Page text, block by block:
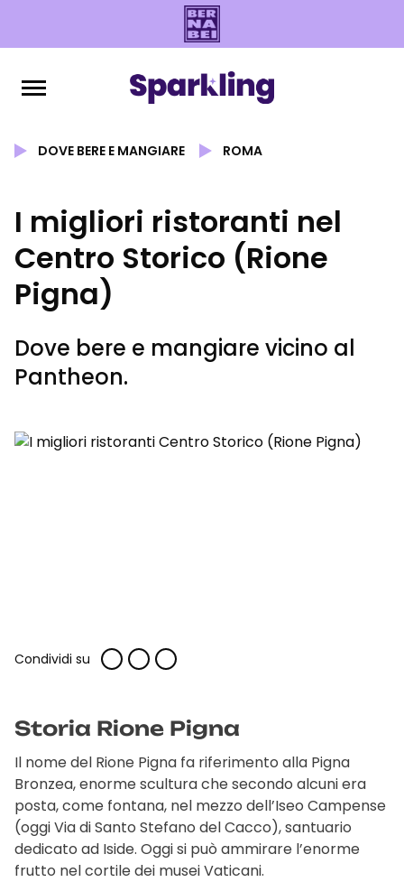
DOVE BERE E MANGIARE ROMA
I migliori ristoranti nel
Centro Storico (Rione
Pigna)
Dove bere e mangiare vicino al
Pantheon.
Condividi su
Storia Rione Pigna
Il nome del Rione Pigna fa riferimento alla Pigna
Bronzea, enorme scultura che secondo alcuni era
posta, come fontana, nel mezzo dell’Iseo Campense
(oggi Via di Santo Stefano del Cacco), santuario
dedicato ad Iside. Oggi si può ammirare l’enorme
frutto nel cortile dei musei Vaticani.